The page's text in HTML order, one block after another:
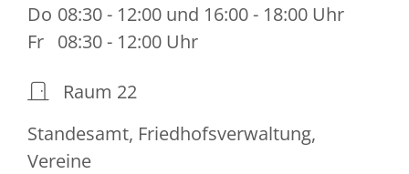
Do 08:30 - 12:00 und 16:00 - 18:00 Uhr
Fr 08:30 - 12:00 Uhr
Raum 22
Standesamt, Friedhofsverwaltung,
Vereine